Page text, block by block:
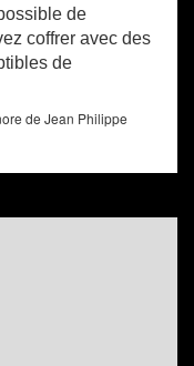
de
coffrer avec des
de
de Jean Philippe